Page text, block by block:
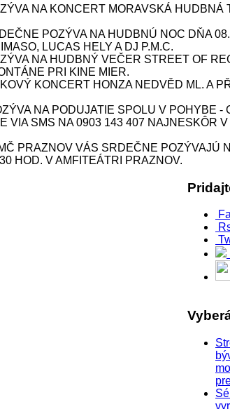
NA KONCERT MORAVSKÁ HUDBNÁ
POZÝVA NA HUDBNÚ NOC DŇA
LUCAS HELY A DJ P.M.C.
NA HUDBNÝ VEČER STREET OF
PRI KINE MIER.
KONCERT HONZA NEDVĚD ML. A
NA PODUJATIE SPOLU V POHYBE -
VIA SMS NA 0903 143 407 NAJNESKÔR
PRAZNOV VÁS SRDEČNE POZÝVAJÚ
HOD. V AMFITEÁTRI PRAZNOV.